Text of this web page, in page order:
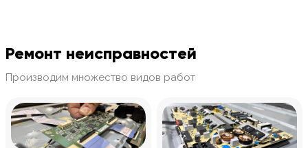
Ремонт неисправностей
Производим множество видов работ